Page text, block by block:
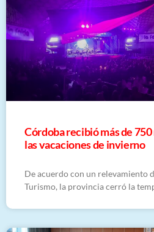
Córdoba recibió más de
las vacaciones de invierno
De acuerdo con un relevamiento
Turismo, la provincia cerró la